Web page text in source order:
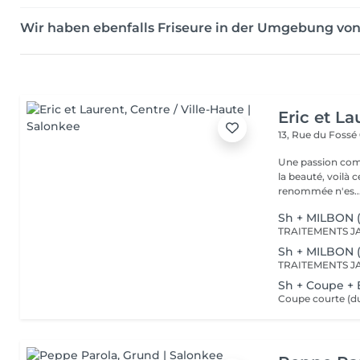
Wir haben ebenfalls Friseure in der Umgebung
Eric et
13, Rue du Fossé
Une passion
la beauté, voilà
renommée n'es...
Sh +
Sh +
Sh + Coupe +